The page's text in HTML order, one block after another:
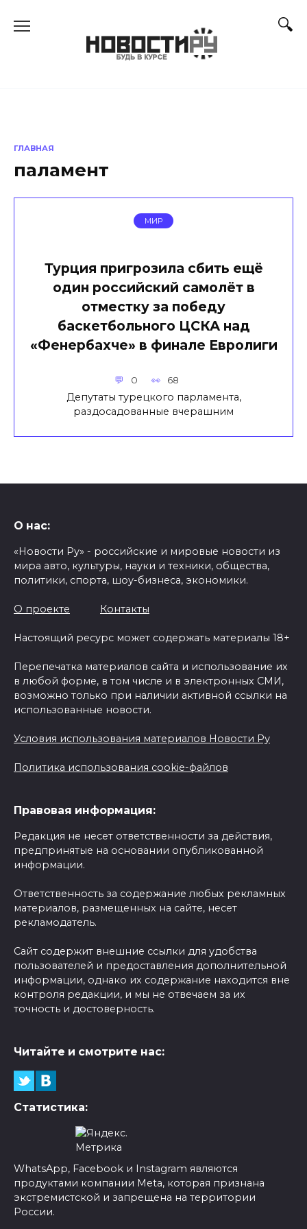
ГЛАВНАЯ
паламент
МИР
Турция пригрозила сбить ещё
один российский самолёт в
отместку за победу
баскетбольного ЦСКА над
«Фенербахче» в финале Евролиги
0 68
Депутаты турецкого парламента,
раздосадованные вчерашним
О нас:
«Новости Ру» - российские и мировые новости из
мира авто, культуры, науки и техники, общества,
политики, спорта, шоу-бизнеса, экономики.
О проекте Контакты
Настоящий ресурс может содержать материалы 18+
Перепечатка материалов сайта и использование их
в любой форме, в том числе и в электронных СМИ,
возможно только при наличии активной ссылки на
использованные новости.
Условия использования материалов Новости Ру
Политика использования cookie-файлов
Правовая информация:
Редакция не несет ответственности за действия,
предпринятые на основании опубликованной
информации.
Ответственность за содержание любых рекламных
материалов, размещенных на сайте, несет
рекламодатель.
Сайт содержит внешние ссылки для удобства
пользователей и предоставления дополнительной
информации, однако их содержание находится вне
контроля редакции, и мы не отвечаем за их
точность и достоверность.
Читайте и смотрите нас:
Статистика:
WhatsApp, Facebook и Instagram являются
продуктами компании Meta, которая признана
экстремистской и запрещена на территории
России.